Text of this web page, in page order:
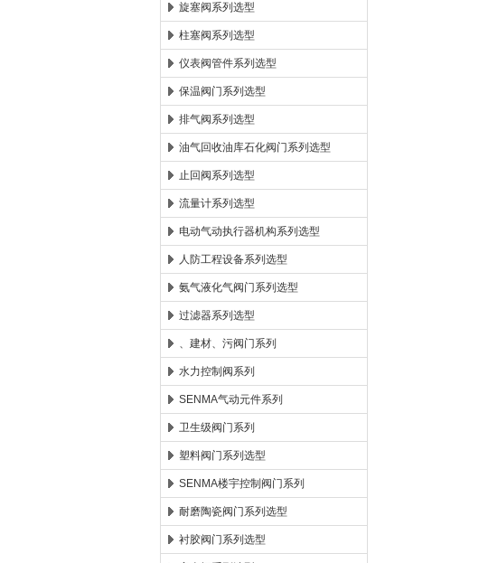
旋塞阀系列选型
柱塞阀系列选型
仪表阀管件系列选型
保温阀门系列选型
排气阀系列选型
油气回收油库石化阀门系列选型
止回阀系列选型
流量计系列选型
电动气动执行器机构系列选型
人防工程设备系列选型
氨气液化气阀门系列选型
过滤器系列选型
、建材、污阀门系列
水力控制阀系列
SENMA气动元件系列
卫生级阀门系列
塑料阀门系列选型
SENMA楼宇控制阀门系列
耐磨陶瓷阀门系列选型
衬胶阀门系列选型